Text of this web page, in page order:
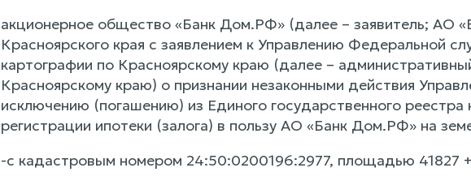
акционерное общество «Банк Дом.РФ» (далее – заявитель; АО
Красноярского края с заявлением к Управлению Федеральной
картографии по Красноярскому краю (далее –
Красноярскому краю) о признании незаконными действия
исключению (погашению) из Единого государственного
регистрации ипотеки (залога) в пользу АО «Банк Дом.РФ» на
-с кадастровым номером 24:50:0200196:2977, площадью 41827